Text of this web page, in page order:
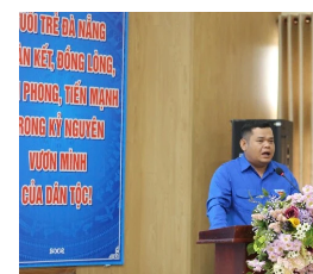
Media Thế giới
Media Thể thao
Media Giáo dục
Media Y tế
Media Khoa học - Công nghệ